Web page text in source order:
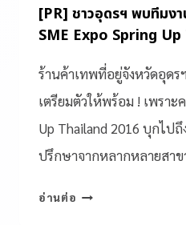
[PR] ชาวอุดรฯ พบทีมง
SME Expo Spring
ร้านค้าเทพที่อยู่จังหวัดอุดร
เตรียมตัวให้พร้อม ! เพราะ
Up Thailand 2016 บุกไป
ปรึกษาจากหลากหลายสาข
อ่านต่อ